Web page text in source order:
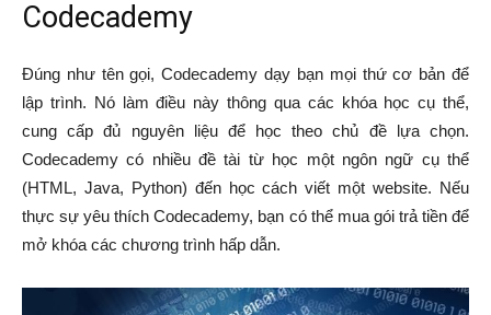
Codecademy
Đúng như tên gọi, Codecademy dạy bạn mọi thứ cơ bản để
lập trình. Nó làm điều này thông qua các khóa học cụ thể,
cung cấp đủ nguyên liệu để học theo chủ đề lựa chọn.
Codecademy có nhiều đề tài từ học một ngôn ngữ cụ thể
(HTML, Java, Python) đến học cách viết một website. Nếu
thực sự yêu thích Codecademy, bạn có thể mua gói trả tiền để
mở khóa các chương trình hấp dẫn.